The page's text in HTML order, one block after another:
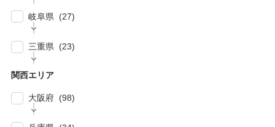
| … 北区・台東区・足立区・荒川区 (24)
| … 八王子市・武蔵野市・三鷹市・日野市・西
| … 川口市・越谷市・川越市 (14)
| … 朝霞市・上尾市・志木市 (6)
| … 野田市・成田市・木更津市・茂原市・我孫
| … 名古屋市 (27)
| … 稲沢市/・尾張旭市・瀬戸市・日進市 (10)
| … 豊明市・東海市・大府市・刈谷市 (7)
| … 知立市・安城市・豊田市・岡崎市 (12)
岐阜県 (27)
| … 岐阜市・大垣市 (10)
川市 (5)
三重県 (23)
| … 津市・四日市市 (9)
| … 鈴鹿市・松阪市・桑名市 (8)
関西エリア
大阪府 (98)